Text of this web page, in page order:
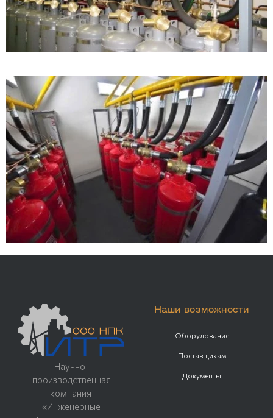
Научно-
производственная
компания
«Инженерные
Наши возможности
Оборудование
Поставщикам
Документы